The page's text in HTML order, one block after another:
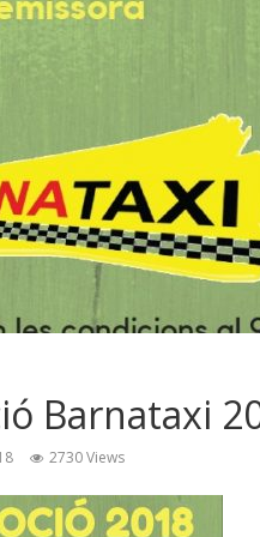
Barnataxi
2730 Views